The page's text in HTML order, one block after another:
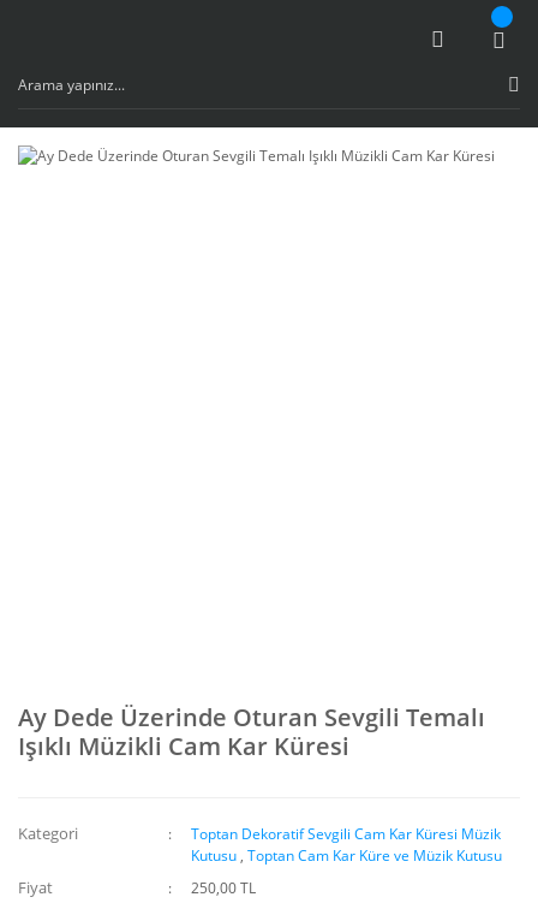
Ay Dede Üzerinde Oturan Sevgili Temalı
Işıklı Müzikli Cam Kar Küresi
Kategori
Toptan Dekoratif Sevgili Cam Kar Küresi Müzik
Kutusu ,Toptan Cam Kar Küre ve Müzik Kutusu
Fiyat 250,00 TL